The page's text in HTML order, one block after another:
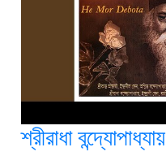
শ্রীরাধা বন্দ্যোপাধ্যায়